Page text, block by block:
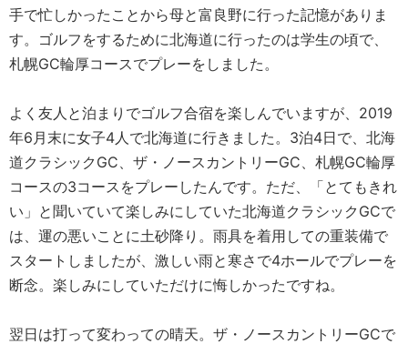
手で忙しかったことから母と富良野に行った記憶がありま
す。ゴルフをするために北海道に行ったのは学生の頃で、
札幌GC輪厚コースでプレーをしました。
よく友人と泊まりでゴルフ合宿を楽しんでいますが、2019
年6月末に女子4人で北海道に行きました。3泊4日で、北海
道クラシックGC、ザ・ノースカントリーGC、札幌GC輪厚
コースの3コースをプレーしたんです。ただ、「とてもきれ
い」と聞いていて楽しみにしていた北海道クラシックGCで
は、運の悪いことに土砂降り。雨具を着用しての重装備で
スタートしましたが、激しい雨と寒さで4ホールでプレーを
断念。楽しみにしていただけに悔しかったですね。
翌日は打って変わっての晴天。ザ・ノースカントリーGCで